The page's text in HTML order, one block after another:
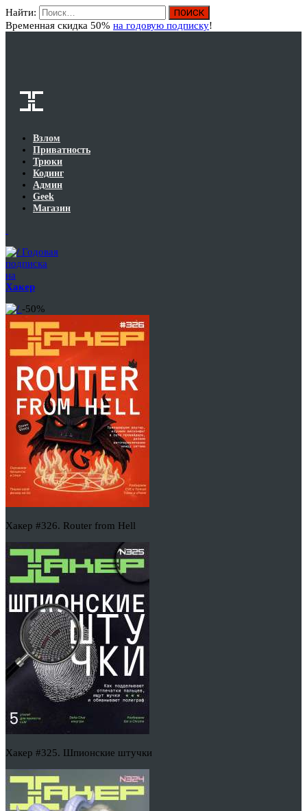
Найти:
Временная скидка 50% на годовую подписку!
Взлом
Приватность
Трюки
Кодинг
Админ
Geek
Магазин
Годовая
подписка
на
Хакер
-50%
Хакер #326. Router from Hell
Хакер #325. Шпионские штучки